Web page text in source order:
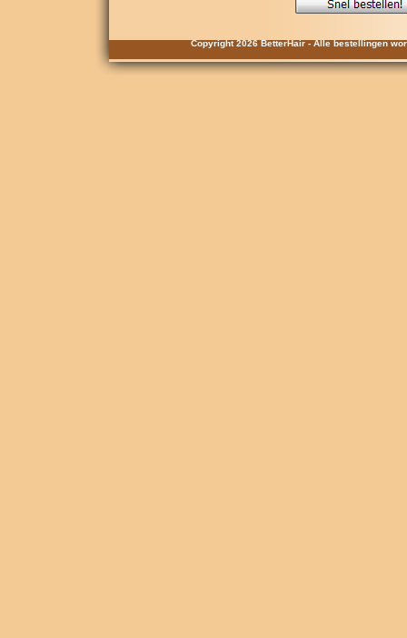
Copyright 2026 BetterHair - Alle bestellingen